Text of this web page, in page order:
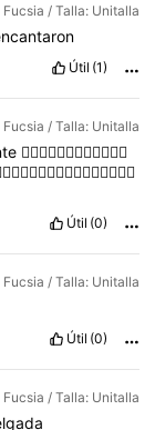
Fucsia / Talla: Unitalla
Útil (1)
Fucsia / Talla: Unitalla
👍🏻👍🏻👍🏻👍🏻👍🏻👍🏻
Útil (0)
Fucsia / Talla: Unitalla
Útil (0)
Fucsia / Talla: Unitalla